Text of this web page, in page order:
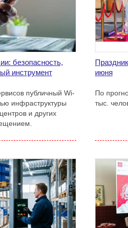
безопасность,
инструмент
публичный Wi-
инфраструктуры
и других
июня
По
тыс.